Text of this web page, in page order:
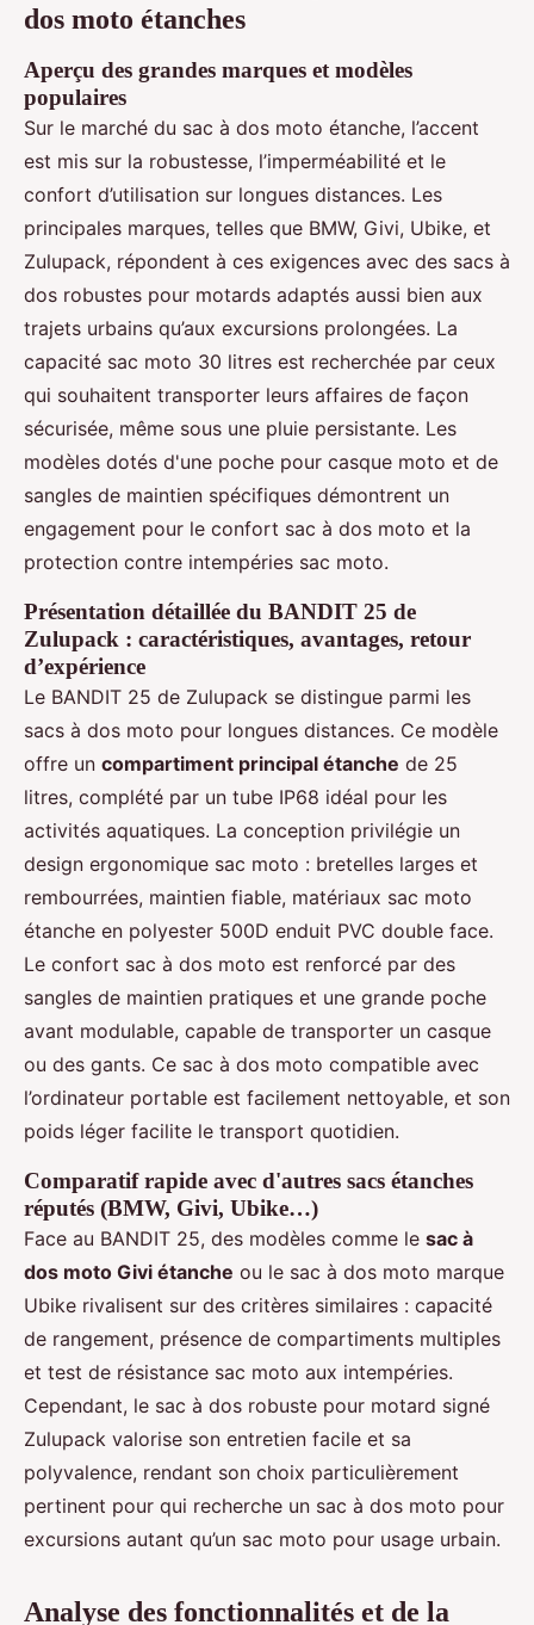
dos moto étanches
Aperçu des grandes marques et modèles
populaires
Sur le marché du sac à dos moto étanche, l’accent
est mis sur la robustesse, l’imperméabilité et le
confort d’utilisation sur longues distances. Les
principales marques, telles que BMW, Givi, Ubike, et
Zulupack, répondent à ces exigences avec des sacs à
dos robustes pour motards adaptés aussi bien aux
trajets urbains qu’aux excursions prolongées. La
capacité sac moto 30 litres est recherchée par ceux
qui souhaitent transporter leurs affaires de façon
sécurisée, même sous une pluie persistante. Les
modèles dotés d'une poche pour casque moto et de
sangles de maintien spécifiques démontrent un
engagement pour le confort sac à dos moto et la
protection contre intempéries sac moto.
Présentation détaillée du BANDIT 25 de
Zulupack : caractéristiques, avantages, retour
d’expérience
Le BANDIT 25 de Zulupack se distingue parmi les
sacs à dos moto pour longues distances. Ce modèle
offre un compartiment principal étanche de 25
litres, complété par un tube IP68 idéal pour les
activités aquatiques. La conception privilégie un
design ergonomique sac moto : bretelles larges et
rembourrées, maintien fiable, matériaux sac moto
étanche en polyester 500D enduit PVC double face.
Le confort sac à dos moto est renforcé par des
sangles de maintien pratiques et une grande poche
avant modulable, capable de transporter un casque
ou des gants. Ce sac à dos moto compatible avec
l’ordinateur portable est facilement nettoyable, et son
poids léger facilite le transport quotidien.
Comparatif rapide avec d'autres sacs étanches
réputés (BMW, Givi, Ubike…)
Face au BANDIT 25, des modèles comme le sac à
dos moto Givi étanche ou le sac à dos moto marque
Ubike rivalisent sur des critères similaires : capacité
de rangement, présence de compartiments multiples
et test de résistance sac moto aux intempéries.
Cependant, le sac à dos robuste pour motard signé
Zulupack valorise son entretien facile et sa
polyvalence, rendant son choix particulièrement
pertinent pour qui recherche un sac à dos moto pour
excursions autant qu’un sac moto pour usage urbain.
Analyse des fonctionnalités et de la